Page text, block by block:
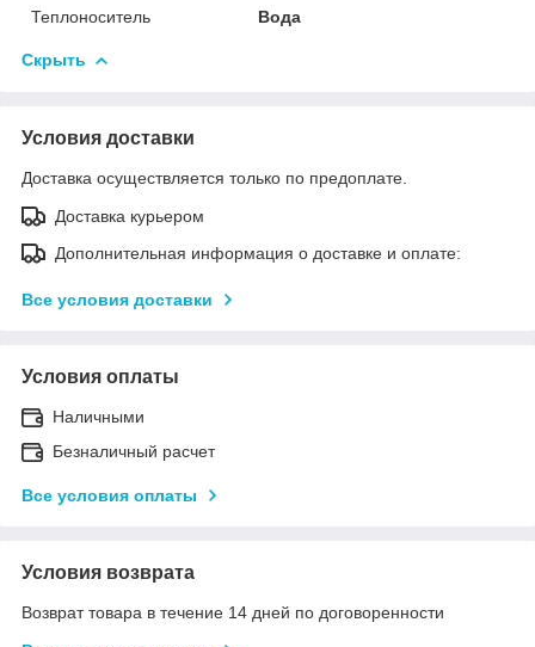
Теплоноситель
Вода
Скрыть
Условия доставки
Доставка осуществляется только по предоплате.
Доставка курьером
Дополнительная информация о доставке и оплате:
Все условия доставки
Условия оплаты
Наличными
Безналичный расчет
Все условия оплаты
Условия возврата
Возврат товара в течение 14 дней по договоренности